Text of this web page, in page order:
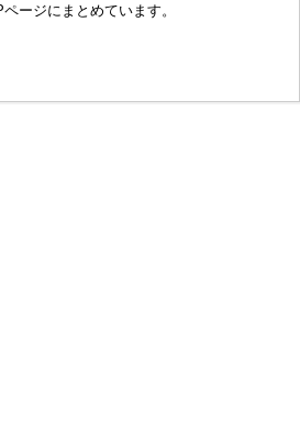
ージにまとめています。